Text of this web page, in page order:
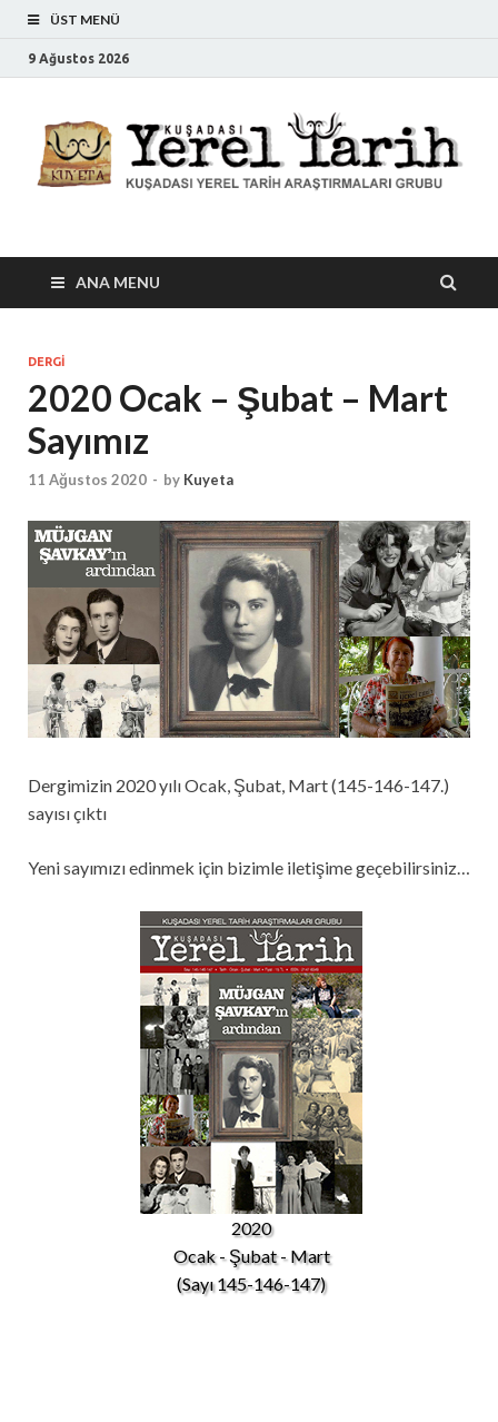
ÜST MENÜ
9 Ağustos 2026
Kuşadası Yerel Tarih
ANA MENU
DERGI
2020 Ocak – Şubat – Mart
Sayımız
11 Ağustos 2020 - by Kuyeta
Dergimizin 2020 yılı Ocak, Şubat, Mart (145-146-147.)
sayısı çıktı
Yeni sayımızı edinmek için bizimle iletişime geçebilirsiniz…
2020
Ocak - Şubat - Mart
(Sayı 145-146-147)